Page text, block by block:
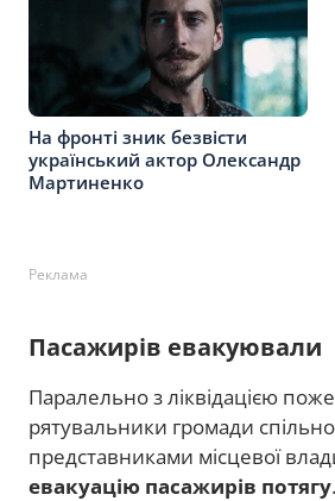
На фронті зник безвісти
український актор Олександр
Мартиненко
Реклама
Пасажирів евакуювали
Паралельно з ліквідацією
рятувальники громади
представниками місцевої
евакуацію пасажирів потягу.